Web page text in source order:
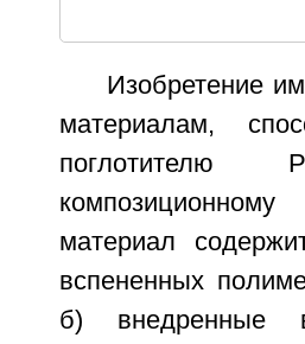
Изобретение
материалам,
поглотителю
материал
вспененных
б) внедренные